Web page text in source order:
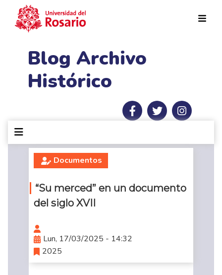
Blog Archivo
Histórico
Documentos
“Su merced” en un documento
del siglo XVII
Lun, 17/03/2025 - 14:32
2025